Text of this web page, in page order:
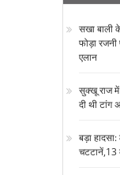
सखा बाली
फोड़ा
एलान
सुक्‍खू राज में
दी थी टांग
बड़ा
चटटानें,13